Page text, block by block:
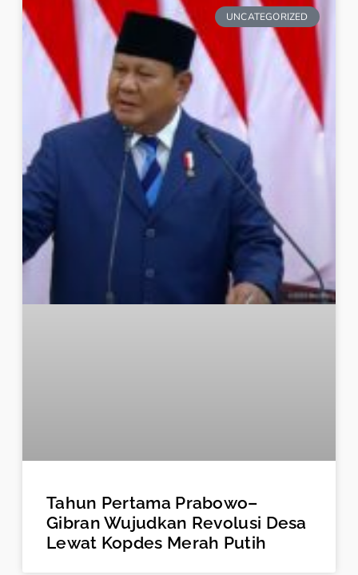
UNCATEGORIZED
Tahun Pertama Prabowo–
Gibran Wujudkan Revolusi Desa
Lewat Kopdes Merah Putih